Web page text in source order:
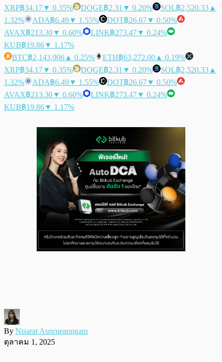
XRP฿34.17▼ 0.35% DOGE฿2.31 ▼ 0.20% SOL฿2,520.33 ▲
1.32%
ADA฿6.49▼ 1.55% DOT฿26.67▼ 0.50%
AVAX฿213.30▼ 0.60% LINK฿273.47▼ 0.24%
KUB฿19.86▼ 1.17%
BTC฿2,143,906 ▲ 0.25% ETH฿63,272.00 ▲ 0.19%
XRP฿34.17▼ 0.35% DOGE฿2.31 ▼ 0.20% SOL฿2,520.33 ▲
1.32%
ADA฿6.49▼ 1.55% DOT฿26.67▼ 0.50%
AVAX฿213.30▼ 0.60% LINK฿273.47▼ 0.24%
KUB฿19.86▼ 1.17%
By Nisarat Aunrueanngam
ตุลาคม 1, 2025